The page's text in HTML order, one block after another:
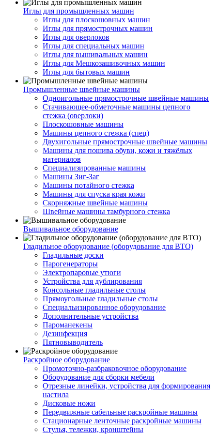
Иглы для промышленных машин
Иглы для плоскошовных машин
Иглы для прямострочных машин
Иглы для оверлоков
Иглы для специальных машин
Иглы для вышивальных машин
Иглы для Мешкозашивочных машин
Иглы для бытовых машин
Промышленные швейные машины
Одноигольные прямострочные швейные машины
Стачивающее-обметочные машины цепного
стежка (оверлоки)
Плоскошовные машины
Машины цепного стежка (спец)
Двухигольные прямострочные швейные машины
Машины для пошива обуви, кожи и тяжёлых
материалов
Специализированные машины
Машины Зиг-Заг
Машины потайного стежка
Машины для спуска края кожи
Скорняжные швейные машины
Швейные машины тамбурного стежка
Вышивальное оборудование
Гладильное оборудование (оборудование для ВТО)
Гладильные доски
Парогенераторы
Электропаровые утюги
Устройства для дублирования
Консольные гладильные столы
Прямоугольные гладильные столы
Специальизированное оборудование
Дополнительные устройства
Пароманекены
Дезинфекция
Пятновыводитель
Раскройное оборудование
Промоточно-разбраковочное оборудование
Оборудование для сборки мебели
Отрезные линейки, устройства для формирования
настила
Дисковые ножи
Передвижные сабельные раскройные машины
Стационарные ленточные раскройные машины
Стулья, тележки, кронштейны